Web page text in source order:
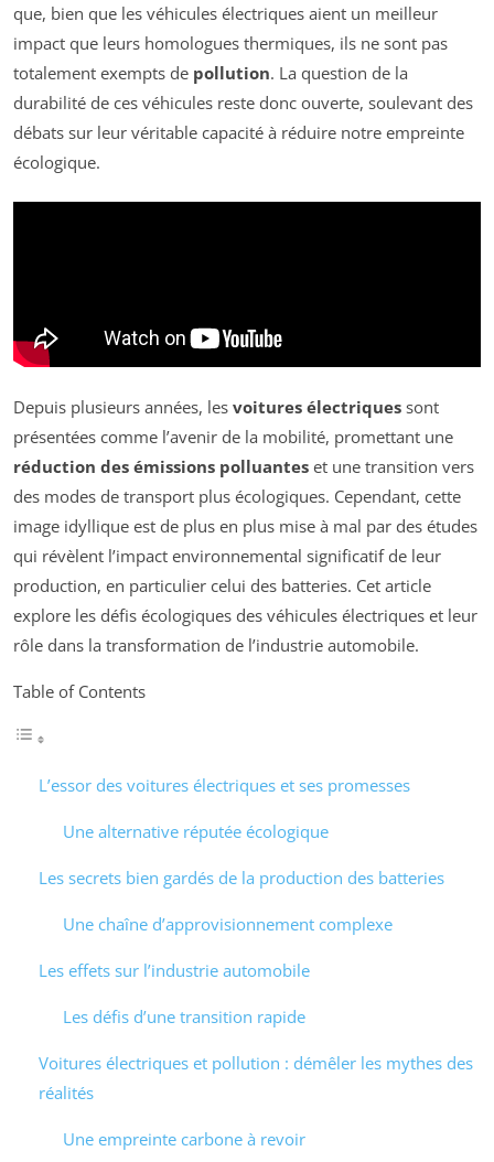
que, bien que les véhicules électriques aient un meilleur
impact que leurs homologues thermiques, ils ne sont pas
totalement exempts de pollution. La question de la
durabilité de ces véhicules reste donc ouverte, soulevant des
débats sur leur véritable capacité à réduire notre empreinte
écologique.
Depuis plusieurs années, les voitures électriques sont
présentées comme l’avenir de la mobilité, promettant une
réduction des émissions polluantes et une transition vers
des modes de transport plus écologiques. Cependant, cette
image idyllique est de plus en plus mise à mal par des études
qui révèlent l’impact environnemental significatif de leur
production, en particulier celui des batteries. Cet article
explore les défis écologiques des véhicules électriques et leur
rôle dans la transformation de l’industrie automobile.
Table of Contents
L’essor des voitures électriques et ses promesses
Une alternative réputée écologique
Les secrets bien gardés de la production des batteries
Une chaîne d’approvisionnement complexe
Les effets sur l’industrie automobile
Les défis d’une transition rapide
Voitures électriques et pollution : démêler les mythes des
réalités
Une empreinte carbone à revoir